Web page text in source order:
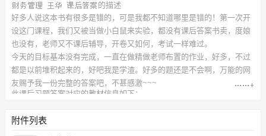
的描述
好多人说这本书有很多是错的，可是我都不知道哪里是错的！第一次开
设这门课程，我们又被当做小白鼠来实验，都没有课后答案书卖，度娘
也没有，老师又不课后辅导，开卷又如何，考试一样难过。
今天的目标基本没有完成，一直在做精做老师布置的作业，好多，不过
都是以前堆积起来的，好吧我是学渣。好多的题还是不会啊，万能的网
友赐予我一份完整的答案吧，不甚感激~~~
此课后习题答案对应的教材信息如下：
作者：王华 陈玉珍
附件列表